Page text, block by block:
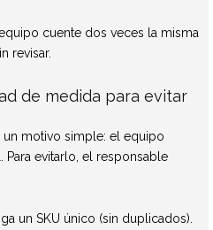
cuente dos veces la misma
revisar.
de medida para evitar
motivo simple: el equipo
Para evitarlo, el responsable
un SKU único (sin duplicados).